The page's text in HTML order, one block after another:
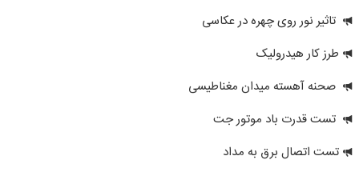
تاثیر نور روی چهره در عکاسی
طرز کار هیدرولیک
صحنه آهسته میدان مغناطیسی
تست قدرت باد موتور جت
تست اتصال برق به مداد